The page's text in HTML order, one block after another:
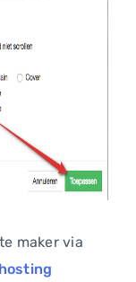
maker via